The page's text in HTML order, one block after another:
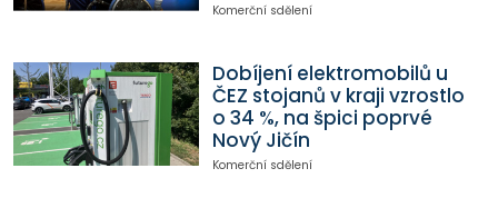
Komerční sdělení
Dobíjení elektromobilů u
ČEZ stojanů v kraji vzrostlo
o 34 %, na špici poprvé
Nový Jičín
Komerční sdělení